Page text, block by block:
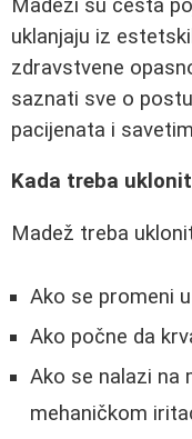
Madeži su česta
uklanjaju iz
zdravstvene
saznati sve o
pacijenata i
Kada treba
Madež treba
Ako se promeni
Ako počne da
Ako se nalazi na
mehaničkom